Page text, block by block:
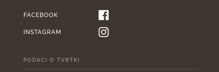
FACEBOOK
INSTAGRAM
PODACI O TVRTKI